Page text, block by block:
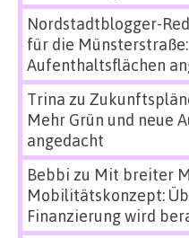
Nordstadtblogger-
für die
Aufenthaltsflächen
Trina zu
Mehr Grün und neue
angedacht
Bebbi zu Mit breiter
Mobilitätskonzept:
Finanzierung wird